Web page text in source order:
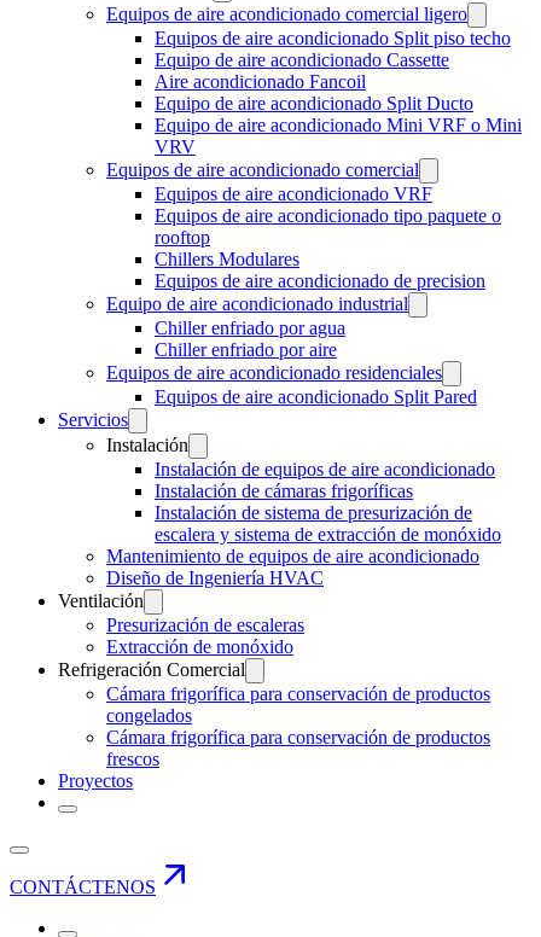
Equipos de aire acondicionado comercial ligero
Equipos de aire acondicionado Split piso techo
Equipo de aire acondicionado Cassette
Aire acondicionado Fancoil
Equipo de aire acondicionado Split Ducto
Equipo de aire acondicionado Mini VRF o Mini
VRV
Equipos de aire acondicionado comercial
Equipos de aire acondicionado VRF
Equipos de aire acondicionado tipo paquete o
rooftop
Chillers Modulares
Equipos de aire acondicionado de precision
Equipo de aire acondicionado industrial
Chiller enfriado por agua
Chiller enfriado por aire
Equipos de aire acondicionado residenciales
Equipos de aire acondicionado Split Pared
Servicios
Instalación
Instalación de equipos de aire acondicionado
Instalación de cámaras frigoríficas
Instalación de sistema de presurización de
escalera y sistema de extracción de monóxido
Mantenimiento de equipos de aire acondicionado
Diseño de Ingeniería HVAC
Ventilación
Presurización de escaleras
Extracción de monóxido
Refrigeración Comercial
Cámara frigorífica para conservación de productos
congelados
Cámara frigorífica para conservación de productos
frescos
Proyectos
CONTÁCTENOS